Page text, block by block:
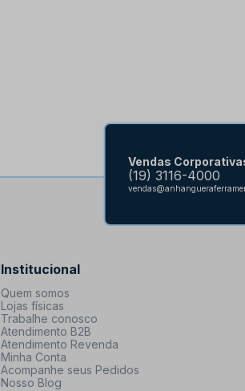
Vendas
(19) 3116-4000
Institucional
Quem somos
Lojas físicas
Trabalhe conosco
Atendimento B2B
Atendimento Revenda
Minha Conta
Acompanhe seus Pedidos
Nosso Blog